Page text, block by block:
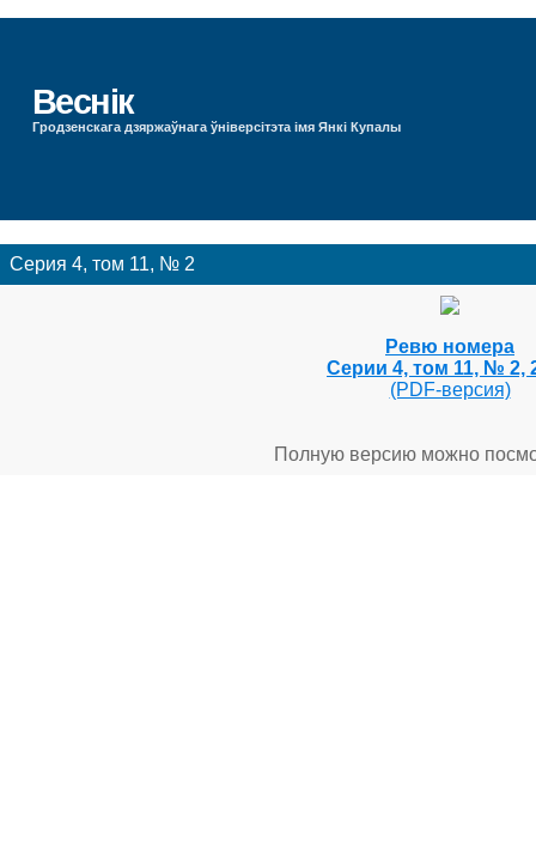
Веснік
Гродзенскага дзяржаўнага ўніверсітэта імя Янкі Купалы
Серия 4, том 11, № 2
Ревю номера
Серии 4, том 11, № 2,
(PDF-версия)
Полную версию можно